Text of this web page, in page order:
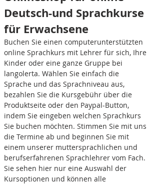
Deutsch-und Sprachkurse
für Erwachsene
Buchen Sie einen computerunterstützten
online Sprachkurs mit Lehrer für sich, Ihre
Kinder oder eine ganze Gruppe bei
langolerta. Wählen Sie einfach die
Sprache und das Sprachniveau aus,
bezahlen Sie die Kursgebühr über die
Produktseite oder den Paypal-Button,
indem Sie eingeben welchen Sprachkurs
Sie buchen möchten. Stimmen Sie mit uns
die Termine ab und beginnen Sie mit
einem unserer muttersprachlichen und
berufserfahrenen Sprachlehrer vom Fach.
Sie sehen hier nur eine Auswahl der
Kursoptionen und können alle